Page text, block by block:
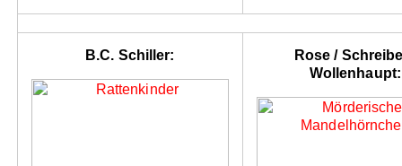
B.C. Schiller:
Rose /
Wollenhaupt: